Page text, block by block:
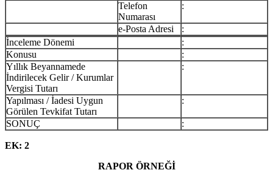
Telefon
Numarası
:
e-Posta Adresi
:
İnceleme Dönemi
:
Konusu
:
Yıllık Beyannamede
İndirilecek Gelir / Kurumlar
Vergisi Tutarı
:
Yapılması / İadesi Uygun
Görülen Tevkifat Tutarı
:
SONUÇ :
EK: 2
RAPOR ÖRNEĞİ